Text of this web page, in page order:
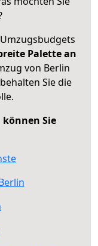
Palette an
von Berlin
Sie die
Sie